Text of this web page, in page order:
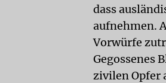
dass
aufnehmen.
Vorwürfe
Gegossenes
zivilen Opfer